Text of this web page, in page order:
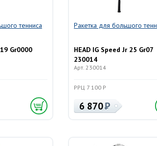
тенниса
Gr0000
Ракетка для большого
HEAD IG Speed Jr 25 Gr07
230014
Арт. 230014
РРЦ 7 100 Р
6 870